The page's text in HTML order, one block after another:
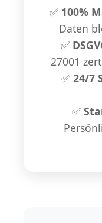
✅ 100%
Daten
✅
27001
✅ 24/7
✅